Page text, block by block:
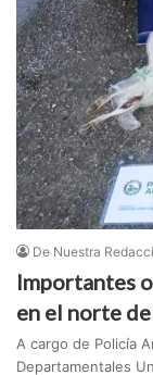
De Nuestra
Importantes
en el norte
A cargo de Policía
Departamentales